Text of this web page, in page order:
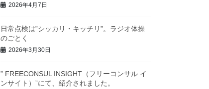
2026年4月7日
日常点検は”シッカリ・キッチリ”。ラジオ体操
のごとく
2026年3月30日
” FREECONSUL INSIGHT（フリーコンサル イ
ンサイト）”にて、紹介されました。